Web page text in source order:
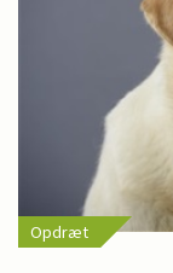
Opdræt